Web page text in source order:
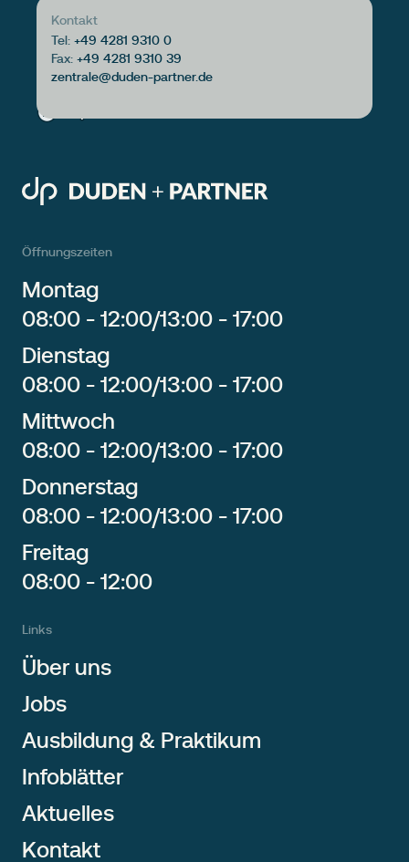
Öffnungszeiten
Montag
08:00 - 12:00/13:00 - 17:00
Dienstag
08:00 - 12:00/13:00 - 17:00
Mittwoch
08:00 - 12:00/13:00 - 17:00
Donnerstag
08:00 - 12:00/13:00 - 17:00
Freitag
08:00 - 12:00
Links
Über uns
Jobs
Ausbildung & Praktikum
Infoblätter
Aktuelles
Kontakt
Kontakt
Tel: +49 4281 9310 0
Fax: +49 4281 9310 39